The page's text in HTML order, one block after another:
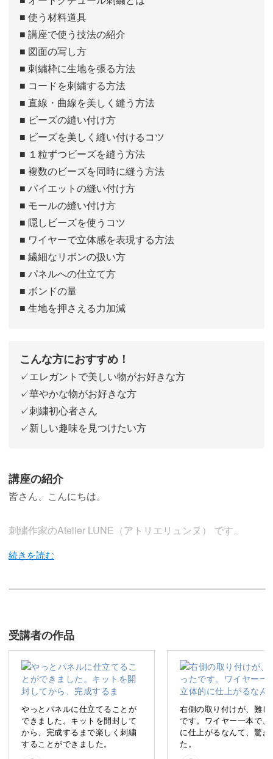
■ 使う材料道具
■ 講座で使う技法の紹介
■ 図面の写し方
■ 刺繍枠に生地を張る方法
■ コードを刺繍する方法
■ 直線・曲線を美しく縫う方法
■ ビーズの縫い付け方
■ ビーズを美しく縫い付けるコツ
■ １粒ずつビーズを縫う方法
■ 複数のビーズを同時に縫う方法
■ パイエットの縫い付け方
■ モールの縫い付け方
■ 隠しビーズを使うコツ
■ ワイヤーで立体感を表現する方法
■ 繊細なリボンの扱い方
■ パネルへの仕立て方
■ ボンドの量
■ 生地を押さえる力加減
こんな方におすすめ！
✓エレガントで美しい物がお好きな方
✓華やかな物がお好きな方
✓刺繍初心者さん
✓新しい趣味を見つけたい方
講座の紹介
皆さん、こんにちは。
刺繍作家のAtelier LUNE（アトリエリュンヌ） です。
この講座では、パリを感じながらオートクチュール刺繍を
丁寧に施された美しいパーツや刺繍。
高級で格式高いイメージの強いオートクチュール。
受講者の作品
やっとパネルに仕立てることが
できました。キットを開封して
から、完成するまで楽しく刺繍
することができました。
右側の取り付けが、難し
です。ワイヤー一本で、
に仕上がるなんて、驚き
た。